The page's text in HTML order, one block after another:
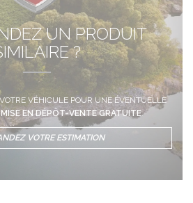
UN PRODUIT
?
VÉHICULE POUR UNE ÉVENTUELLE
MISE EN DÉPÔT-VENTE GRATUITE.
VOTRE ESTIMATION